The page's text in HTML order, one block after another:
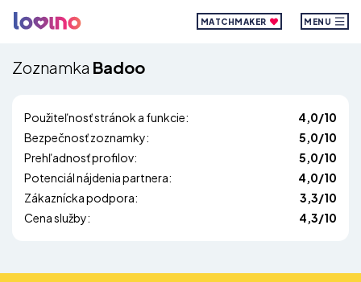
MATCHMAKER MENU
Zoznamka Badoo
Použiteľnosť stránok a funkcie:
4,0/10
Bezpečnosť zoznamky:
5,0/10
Prehľadnosť profilov:
5,0/10
Potenciál nájdenia partnera:
4,0/10
Zákaznícka podpora:
3,3/10
Cena služby:
4,3/10